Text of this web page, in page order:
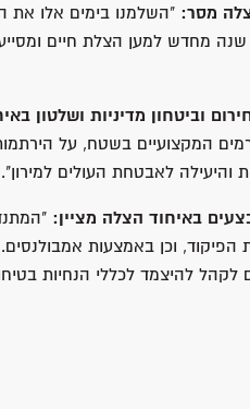
מסר: "השלמנו בימים אלו את
מחדש למען הצלת חיים
וביטחון מדיניות ושלטון
המקצועיים בשטח, על
והיעילה לאבטחת העולים למירון".
באיחוד הצלה מציין:
וכן באמצעות
לקהל להיצמד לכללי הנחיות